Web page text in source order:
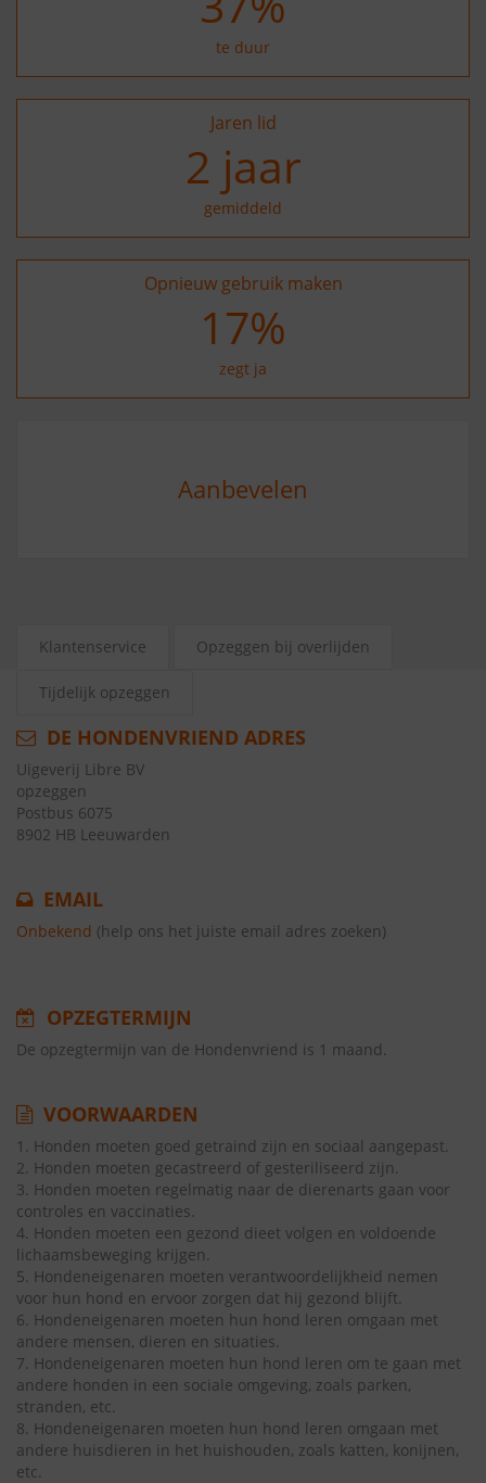
te duur
Jaren lid
2 jaar
gemiddeld
Opnieuw gebruik maken
27%
zegt ja
Aanbevelen
Klantenservice Opzeggen bij overlijden
Tijdelijk opzeggen
DE HONDENVRIEND ADRES
Uigeverij Libre BV
opzeggen
Postbus 6075
8902 HB Leeuwarden
EMAIL
Onbekend (help ons het juiste email adres zoeken)
OPZEGTERMIJN
De opzegtermijn van de Hondenvriend is 1 maand.
VOORWAARDEN
1. Honden moeten goed getraind zijn en sociaal aangepast.
2. Honden moeten gecastreerd of gesteriliseerd zijn.
3. Honden moeten regelmatig naar de dierenarts gaan voor
controles en vaccinaties.
4. Honden moeten een gezond dieet volgen en voldoende
lichaamsbeweging krijgen.
5. Hondeneigenaren moeten verantwoordelijkheid nemen
voor hun hond en ervoor zorgen dat hij gezond blijft.
6. Hondeneigenaren moeten hun hond leren omgaan met
andere mensen, dieren en situaties.
7. Hondeneigenaren moeten hun hond leren om te gaan met
andere honden in een sociale omgeving, zoals parken,
stranden, etc.
8. Hondeneigenaren moeten hun hond leren omgaan met
andere huisdieren in het huishouden, zoals katten, konijnen,
etc.